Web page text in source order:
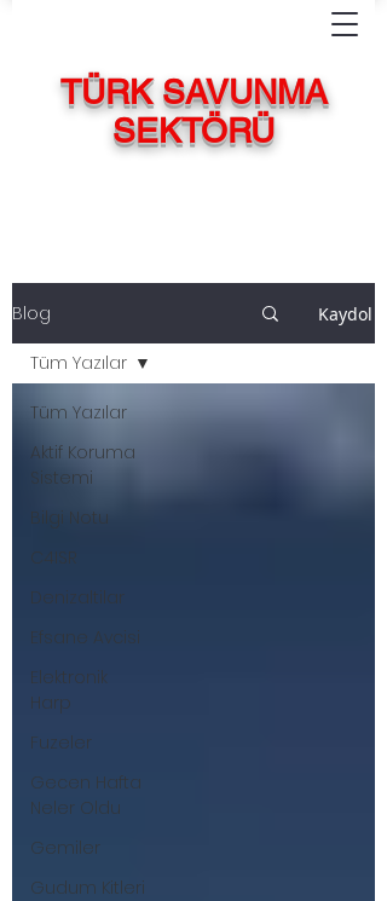
TÜRK SAVUNMA
SEKTÖRÜ
Blog Kaydol
Tüm Yazılar
Aktif Koruma
Sistemi
Bilgi Notu
C4ISR
Denizaltilar
Efsane Avcisi
Elektronik
Harp
Fuzeler
Gecen Hafta
Neler Oldu
Gemiler
Gudum Kitleri
Tüm Yazılar